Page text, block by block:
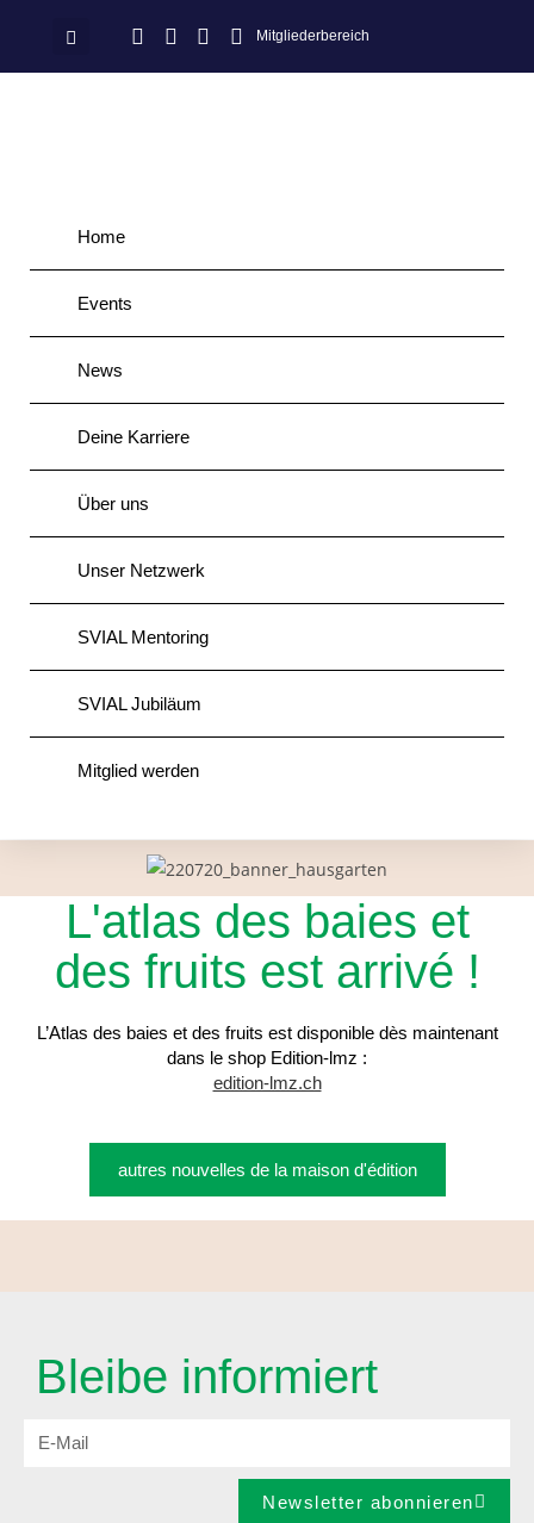
Mitgliederbereich
Home
Events
News
Deine Karriere
Über uns
Unser Netzwerk
SVIAL Mentoring
SVIAL Jubiläum
Mitglied werden
L'atlas des baies et
des fruits est arrivé !
L’Atlas des baies et des fruits est disponible dès maintenant
dans le shop Edition-lmz :
edition-lmz.ch
autres nouvelles de la maison d'édition
Bleibe informiert
Newsletter abonnieren